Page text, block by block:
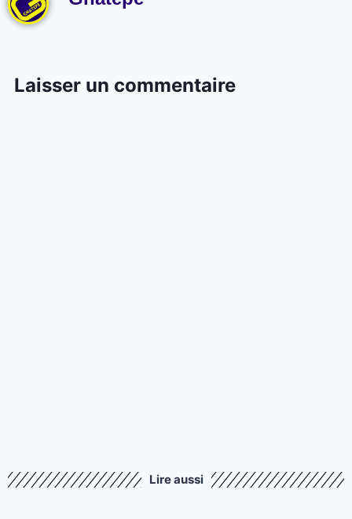
Laisser un commentaire
Lire aussi